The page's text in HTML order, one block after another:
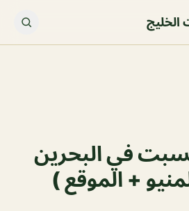
الخليج
في البحرين
+ الموقع )